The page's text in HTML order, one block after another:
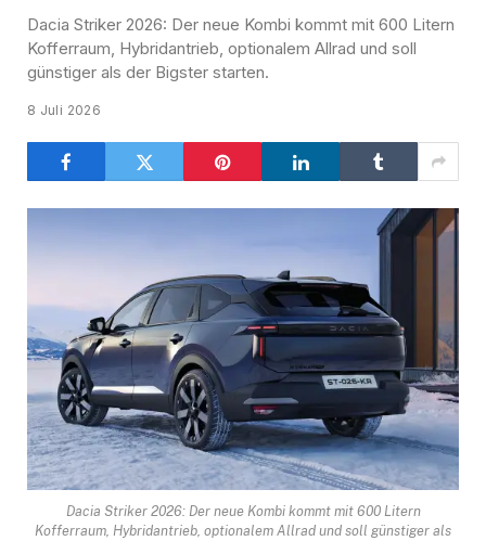
Dacia Striker 2026: Der neue Kombi kommt mit 600 Litern
Kofferraum, Hybridantrieb, optionalem Allrad und soll
günstiger als der Bigster starten.
8 Juli 2026
Dacia Striker 2026: Der neue Kombi kommt mit 600 Litern
Kofferraum, Hybridantrieb, optionalem Allrad und soll günstiger als